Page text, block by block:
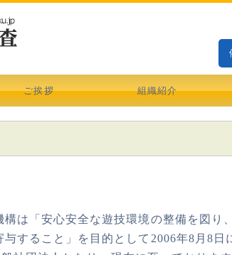
ご挨拶 組織紹介
は「安心安全な遊技環境の整備を図り
すること」を目的として2006年8月8